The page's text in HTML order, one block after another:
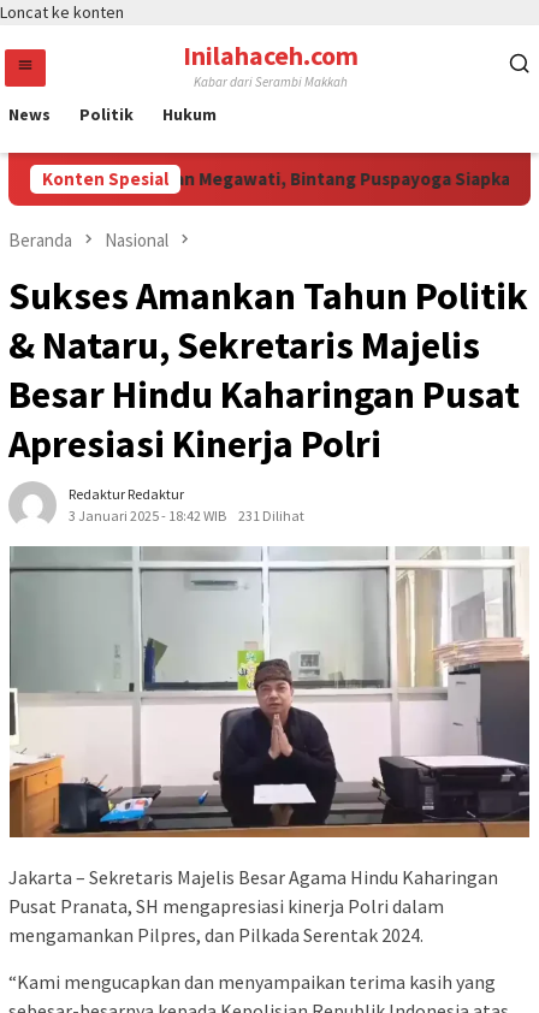
Loncat ke konten
Inilahaceh.com
Kabar dari Serambi Makkah
News Politik Hukum
Konten Spesial
Jali Curi Perhatian Megawati, Bintang Puspayoga Siapkan
Beranda Nasional
Sukses Amankan Tahun Politik
& Nataru, Sekretaris Majelis
Besar Hindu Kaharingan Pusat
Apresiasi Kinerja Polri
Redaktur Redaktur
3 Januari 2025 - 18:42 WIB
231 Dilihat
Jakarta – Sekretaris Majelis Besar Agama Hindu Kaharingan
Pusat Pranata, SH mengapresiasi kinerja Polri dalam
mengamankan Pilpres, dan Pilkada Serentak 2024.
“Kami mengucapkan dan menyampaikan terima kasih yang